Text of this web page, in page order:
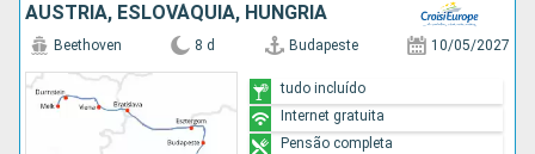
AUSTRIA, ESLOVÁQUIA, HUNGRIA
Beethoven 8 d Budapeste 10/05/2027
tudo incluído
Internet gratuita
Pensão completa